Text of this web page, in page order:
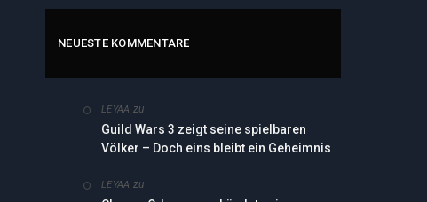
NEUESTE KOMMENTARE
LEYAA zu
Guild Wars 3 zeigt seine spielbaren
Völker – Doch eins bleibt ein Geheimnis
LEYAA zu